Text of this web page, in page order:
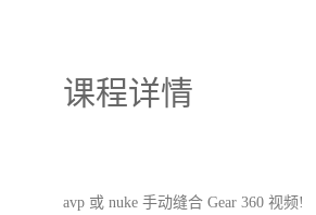
课程详情
avp 或 nuke 手动缝合 Gear 360 视频!